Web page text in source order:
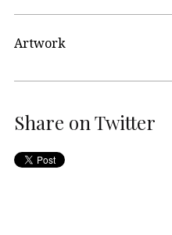
Artwork
Share on Twitter